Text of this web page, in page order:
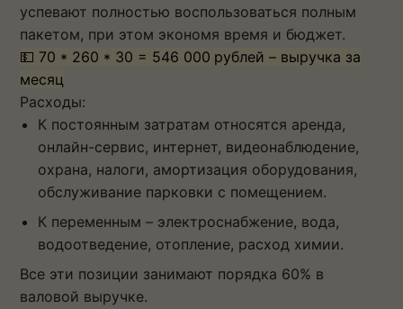
успевают полностью воспользоваться полным
пакетом, при этом экономя время и бюджет.
💵 70 * 260 * 30 = 546 000 рублей – выручка за
месяц
Расходы:
К постоянным затратам относятся аренда,
онлайн-сервис, интернет, видеонаблюдение,
охрана, налоги, амортизация оборудования,
обслуживание парковки с помещением.
К переменным – электроснабжение, вода,
водоотведение, отопление, расход химии.
Все эти позиции занимают порядка 60% в
валовой выручке.